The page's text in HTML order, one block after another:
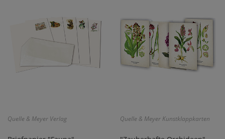
Quelle & Meyer Verlag Quelle & Meyer Kunstklappkarten